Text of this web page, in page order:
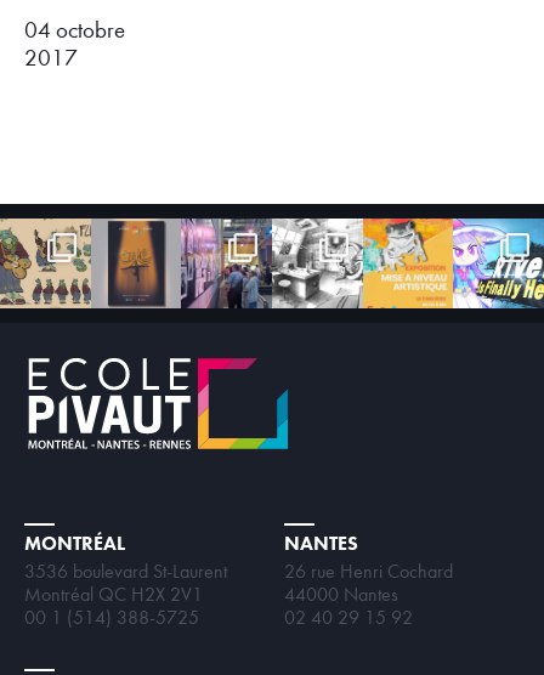
04 octobre
2017
MONTRÉAL
3536 boulevard St-Laurent
Montréal QC H2X 2V1
00 1 (514) 388-5725
NANTES
26 rue Henri Cochard
44000 Nantes
02 40 29 15 92